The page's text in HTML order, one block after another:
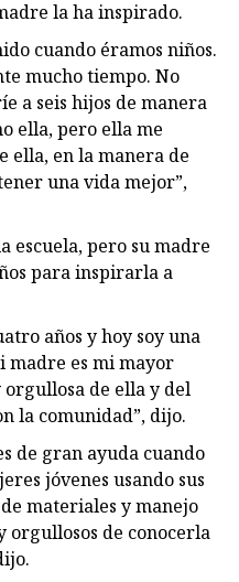
la ha inspirado.
cuando éramos niños.
mucho tiempo. No
a seis hijos de manera
ella, pero ella me
ella, en la manera de
una vida mejor”,
escuela, pero su madre
para inspirarla a
años y hoy soy una
madre es mi mayor
orgullosa de ella y del
la comunidad”, dijo.
de gran ayuda cuando
jóvenes usando sus
materiales y manejo
orgullosos de conocerla